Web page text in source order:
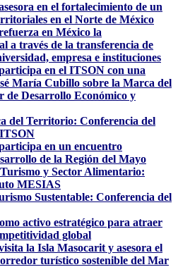
en el fortalecimiento de un
en el Norte de México
en México la
a través de la transferencia de
empresa e instituciones
en el ITSON con una
María Cubillo sobre la Marca del
Desarrollo Económico y
del Territorio: Conferencia del
en un encuentro
de la Región del Mayo
y Sector Alimentario:
MESIAS
Sustentable: Conferencia del
activo estratégico para atraer
global
la Isla Masocarit y asesora el
turístico sostenible del Mar